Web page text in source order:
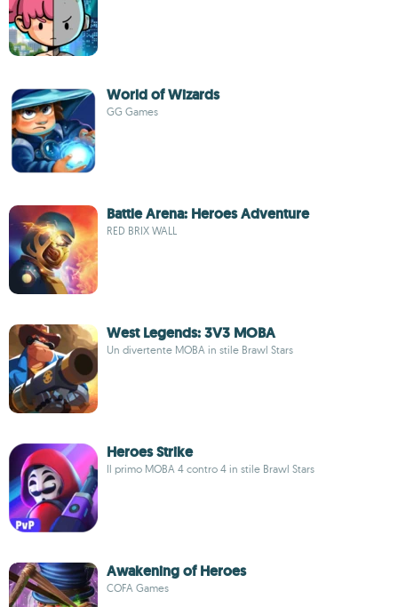
World of Wizards
GG Games
Battle Arena: Heroes Adventure
RED BRIX WALL
West Legends: 3V3 MOBA
Un divertente MOBA in stile Brawl Stars
Heroes Strike
Il primo MOBA 4 contro 4 in stile Brawl Stars
Awakening of Heroes
COFA Games